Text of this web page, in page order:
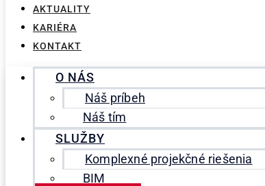
AKTUALITY
KARIÉRA
KONTAKT
O NÁS
Náš príbeh
Náš tím
SLUŽBY
Komplexné projekčné riešenia
BIM